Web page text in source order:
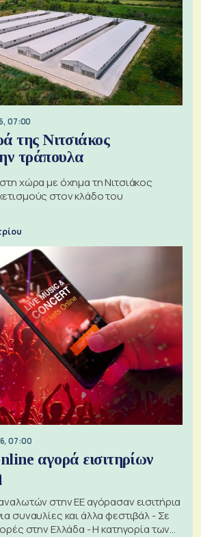
07:00
της Νιτσιάκος
τράπουλα
χώρα με όχημα τη Νιτσιάκος
στον κλάδο του
07:00
αγορά εισιτηρίων
στην ΕΕ αγόρασαν εισιτήρια
συναυλίες και άλλα φεστιβάλ - Σε
στην Ελλάδα - Η κατηγορία των